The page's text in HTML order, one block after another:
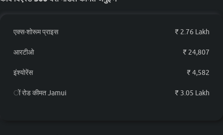
एक्स-शोरूम प्राइस ₹ 2.76 Lakh
आरटीओ ₹ 24,807
इंश्योरेंस ₹ 4,582
ों रोड कीमत Jamui ₹ 3.05 Lakh